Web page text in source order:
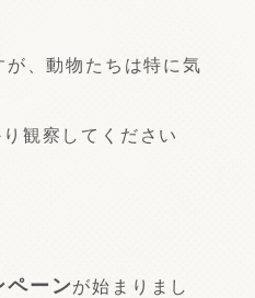
、動物たちは特に気
観察してください
ペーンが始まりまし